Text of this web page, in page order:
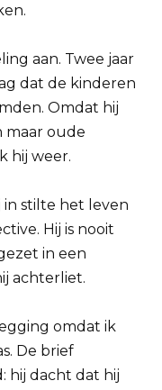
aan. Twee jaar
dat de kinderen
Omdat hij
maar oude
hij weer.
stilte het leven
Hij is nooit
in een
achterliet.
omdat ik
De brief
hij dacht dat hij